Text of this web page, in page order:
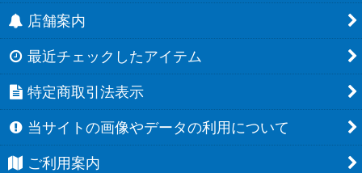
店舗案内
最近チェックしたアイテム
特定商取引法表示
当サイトの画像やデータの利用について
ご利用案内